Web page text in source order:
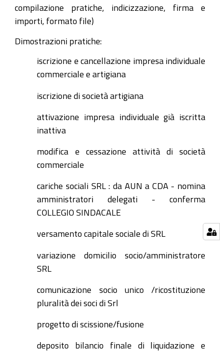
compilazione pratiche, indicizzazione, firma e
importi, formato file)
Dimostrazioni pratiche:
iscrizione e cancellazione impresa individuale
commerciale e artigiana
iscrizione di società artigiana
attivazione impresa individuale già iscritta
inattiva
modifica e cessazione attività di società
commerciale
cariche sociali SRL : da AUN a CDA - nomina
amministratori delegati - conferma
COLLEGIO SINDACALE
versamento capitale sociale di SRL
variazione domicilio socio/amministratore
SRL
comunicazione socio unico /ricostituzione
pluralità dei soci di Srl
progetto di scissione/fusione
deposito bilancio finale di liquidazione e